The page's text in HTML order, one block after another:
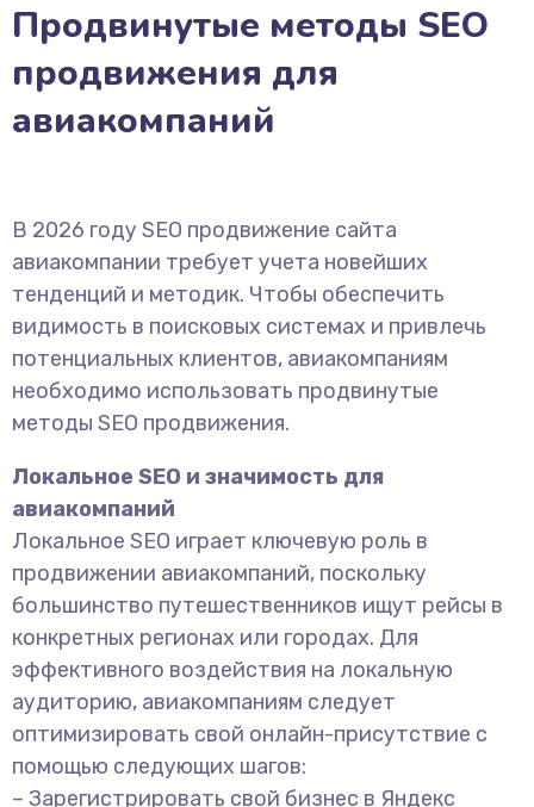
Продвинутые методы SEO
продвижения для
авиакомпаний
В 2026 году SEO продвижение сайта
авиакомпании требует учета новейших
тенденций и методик. Чтобы обеспечить
видимость в поисковых системах и привлечь
потенциальных клиентов, авиакомпаниям
необходимо использовать продвинутые
методы SEO продвижения.
Локальное SEO и значимость для
авиакомпаний
Локальное SEO играет ключевую роль в
продвижении авиакомпаний, поскольку
большинство путешественников ищут рейсы в
конкретных регионах или городах. Для
эффективного воздействия на локальную
аудиторию, авиакомпаниям следует
оптимизировать свой онлайн-присутствие с
помощью следующих шагов:
– Зарегистрировать свой бизнес в Яндекс